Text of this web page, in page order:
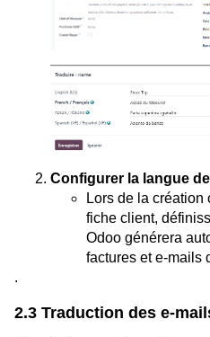
Configurer la langue
Lors de la création
fiche client,
Odoo générera
factures et e-mails
.
2.3 Traduction des e-